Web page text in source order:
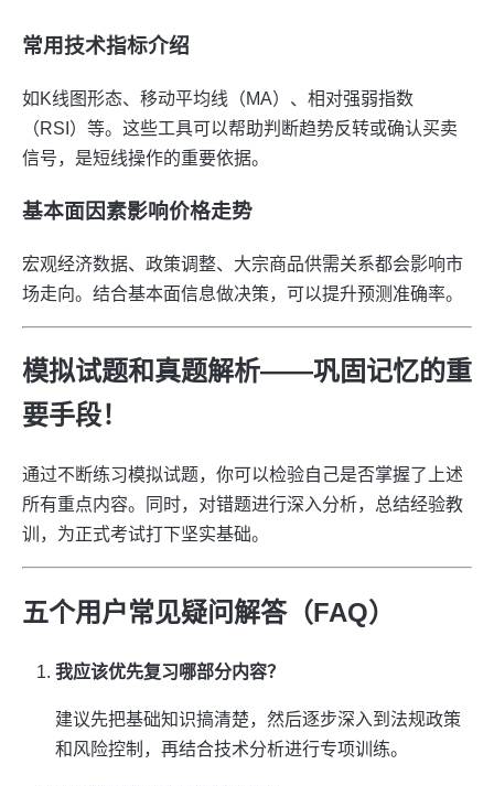
常用技术指标介绍
如K线图形态、移动平均线（MA）、相对强弱指数
（RSI）等。这些工具可以帮助判断趋势反转或确认买卖
信号，是短线操作的重要依据。
基本面因素影响价格走势
宏观经济数据、政策调整、大宗商品供需关系都会影响市
场走向。结合基本面信息做决策，可以提升预测准确率。
模拟试题和真题解析——巩固记忆的重
要手段！
通过不断练习模拟试题，你可以检验自己是否掌握了上述
所有重点内容。同时，对错题进行深入分析，总结经验教
训，为正式考试打下坚实基础。
五个用户常见疑问解答（FAQ）
我应该优先复习哪部分内容？
建议先把基础知识搞清楚，然后逐步深入到法规政策
和风险控制，再结合技术分析进行专项训练。